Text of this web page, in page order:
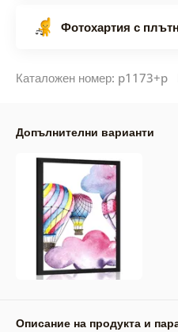
Фотохартия с
Каталожен номер: p1173+p
Допълнителни варианти
Описание на продукта и